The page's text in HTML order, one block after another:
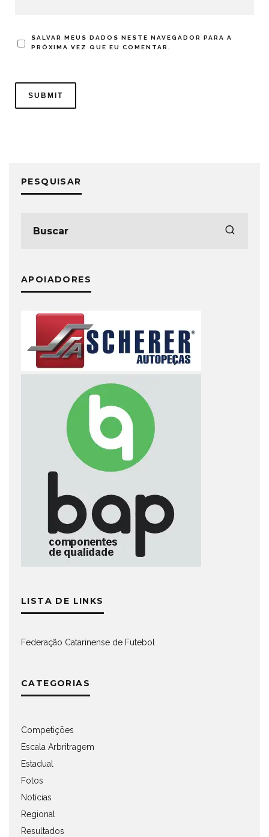
SALVAR MEUS DADOS NESTE NAVEGADOR PARA A
PRÓXIMA VEZ QUE EU COMENTAR.
PESQUISAR
APOIADORES
LISTA DE LINKS
Federação Catarinense de Futebol
CATEGORIAS
Competições
Escala Arbritragem
Estadual
Fotos
Notícias
Regional
Resultados